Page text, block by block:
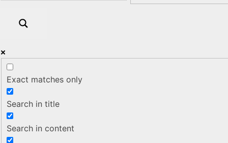
Exact matches only
Search in title
Search in content